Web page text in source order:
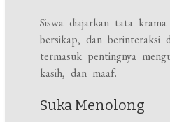
Siswa diajarkan tata
bersikap, dan berinteraksi
termasuk pentingnya
kasih, dan maaf.
Suka Menolong